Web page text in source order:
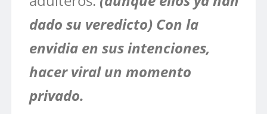
dado su veredicto) Con la
envidia en sus intenciones,
hacer viral un momento
privado.